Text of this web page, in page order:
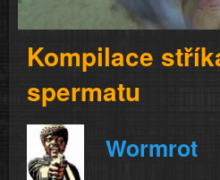
Kompilace
spermatu
Wormrot